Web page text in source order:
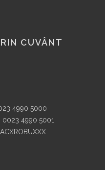
CUVÂNT
4990 5000
0023 4990 5001